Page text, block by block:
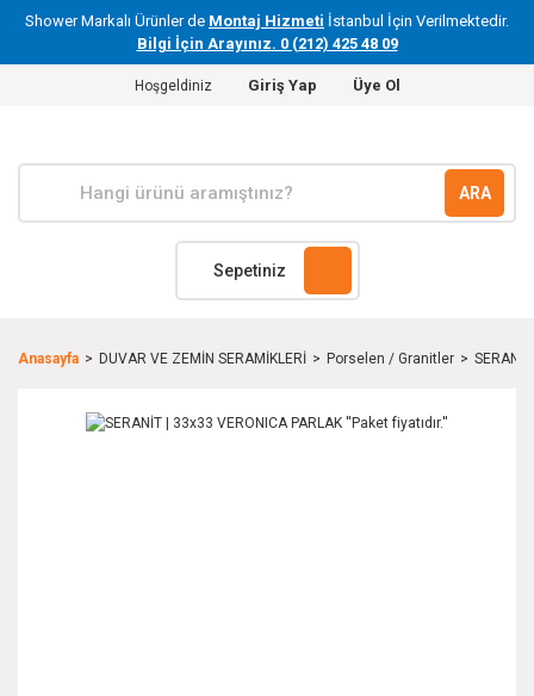
Shower Markalı Ürünler de Montaj Hizmeti İstanbul İçin Verilmektedir.
Bilgi İçin Arayınız. 0 (212) 425 48 09
Hoşgeldiniz Giriş Yap Üye Ol
ARA
Sepetiniz
Anasayfa DUVAR VE ZEMİN SERAMİKLERİ Porselen / Granitler